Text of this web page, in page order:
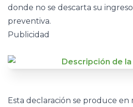
donde no se descarta su
preventiva.
Publicidad
Esta declaración se produce en